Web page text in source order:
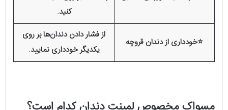
کنید.
⭐خودداری از دندان قروچه
از فشار دادن دندان‌ها بر روی
یکدیگر خودداری نمایید.